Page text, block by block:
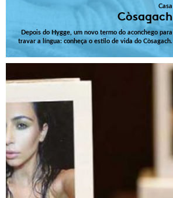
Casa
Còsagach
Depois do Hygge, um novo termo do aconchego para
travar a língua: conheça o estilo de vida do Còsagach.